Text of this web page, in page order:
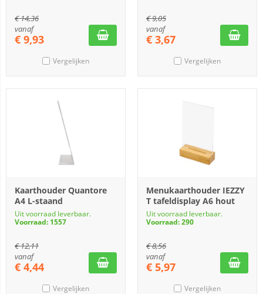
€14,36
vanaf
€ 9,93
Vergelijken
€9,05
vanaf
€ 3,67
Vergelijken
Kaarthouder Quantore
A4 L-staand
Uit voorraad leverbaar.
Voorraad: 1557
€12,11
vanaf
€ 4,44
Vergelijken
Menukaarthouder IEZZY
T tafeldisplay A6 hout
Uit voorraad leverbaar.
Voorraad: 290
€8,56
vanaf
€ 5,97
Vergelijken